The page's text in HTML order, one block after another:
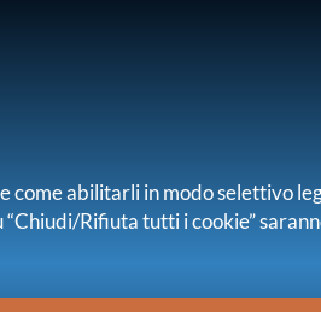
come abilitarli in modo selettivo
Rifiuta tutti i cookie”